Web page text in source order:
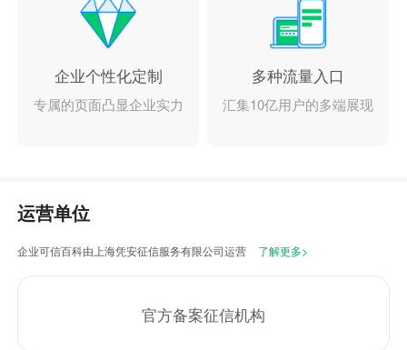
企业个性化定制
专属的页面凸显企业实力
多种流量入口
汇集10亿用户的多端展现
运营单位
企业可信百科由上海凭安征信服务有限公司运营 了解更多>
官方备案征信机构